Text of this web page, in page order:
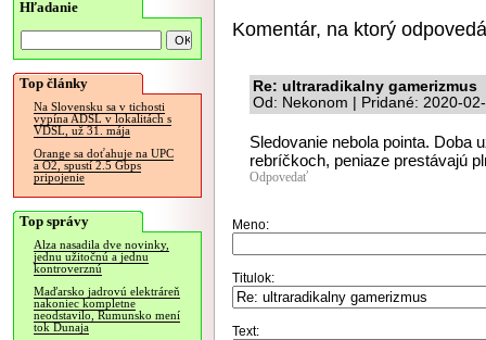
Hľadanie
Top články
Na Slovensku sa v tichosti
vypína ADSL v lokalitách s
VDSL, už 31. mája
Orange sa doťahuje na UPC
a O2, spustí 2.5 Gbps
pripojenie
Top správy
Alza nasadila dve novinky,
jednu užitočnú a jednu
kontroverznú
Maďarsko jadrovú elektráreň
nakoniec kompletne
neodstavilo, Rumunsko mení
tok Dunaja
Komentár, na ktorý
Re: ultraradikalny gamerizmus
Od: Nekonom | Pridané: 2020-
Sledovanie nebola pointa. Doba
rebríčkoch, peniaze prestávajú
Odpovedať
Meno:
Titulok:
Text: